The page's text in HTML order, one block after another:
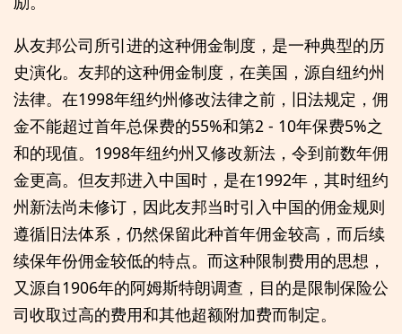
从友邦公司所引进的这种佣金制度，是一种典型的历
史演化。友邦的这种佣金制度，在美国，源自纽约州
法律。在1998年纽约州修改法律之前，旧法规定，佣
金不能超过首年总保费的55%和第2 - 10年保费5%之
和的现值。1998年纽约州又修改新法，令到前数年佣
金更高。但友邦进入中国时，是在1992年，其时纽约
州新法尚未修订，因此友邦当时引入中国的佣金规则
遵循旧法体系，仍然保留此种首年佣金较高，而后续
续保年份佣金较低的特点。而这种限制费用的思想，
又源自1906年的阿姆斯特朗调查，目的是限制保险公
司收取过高的费用和其他超额附加费而制定。